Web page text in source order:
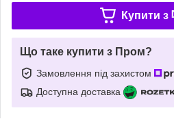
Купити з
Що таке купити з Пром?
Замовлення під захистом
Доступна доставка